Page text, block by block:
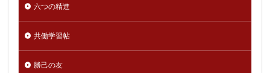
六つの精進
共働学習帖
勝己の友